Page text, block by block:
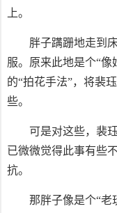
上。
胖子蹒跚地走到
服。原来此地是个“
的“拍花手法”，将裴
些。
可是对这些，裴
已微微觉得此事有些
抗。
那胖子像是个“老